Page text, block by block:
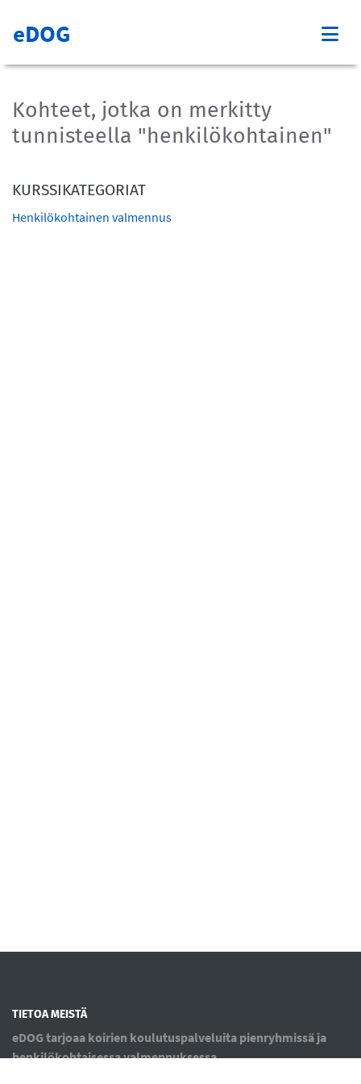
eDOG
Kohteet, jotka on merkitty
tunnisteella "henkilökohtainen"
KURSSIKATEGORIAT
Henkilökohtainen valmennus
TIETOA MEISTÄ
eDOG tarjoaa koirien koulutuspalveluita pienryhmissä ja
henkilökohtaisessa valmennuksessa.